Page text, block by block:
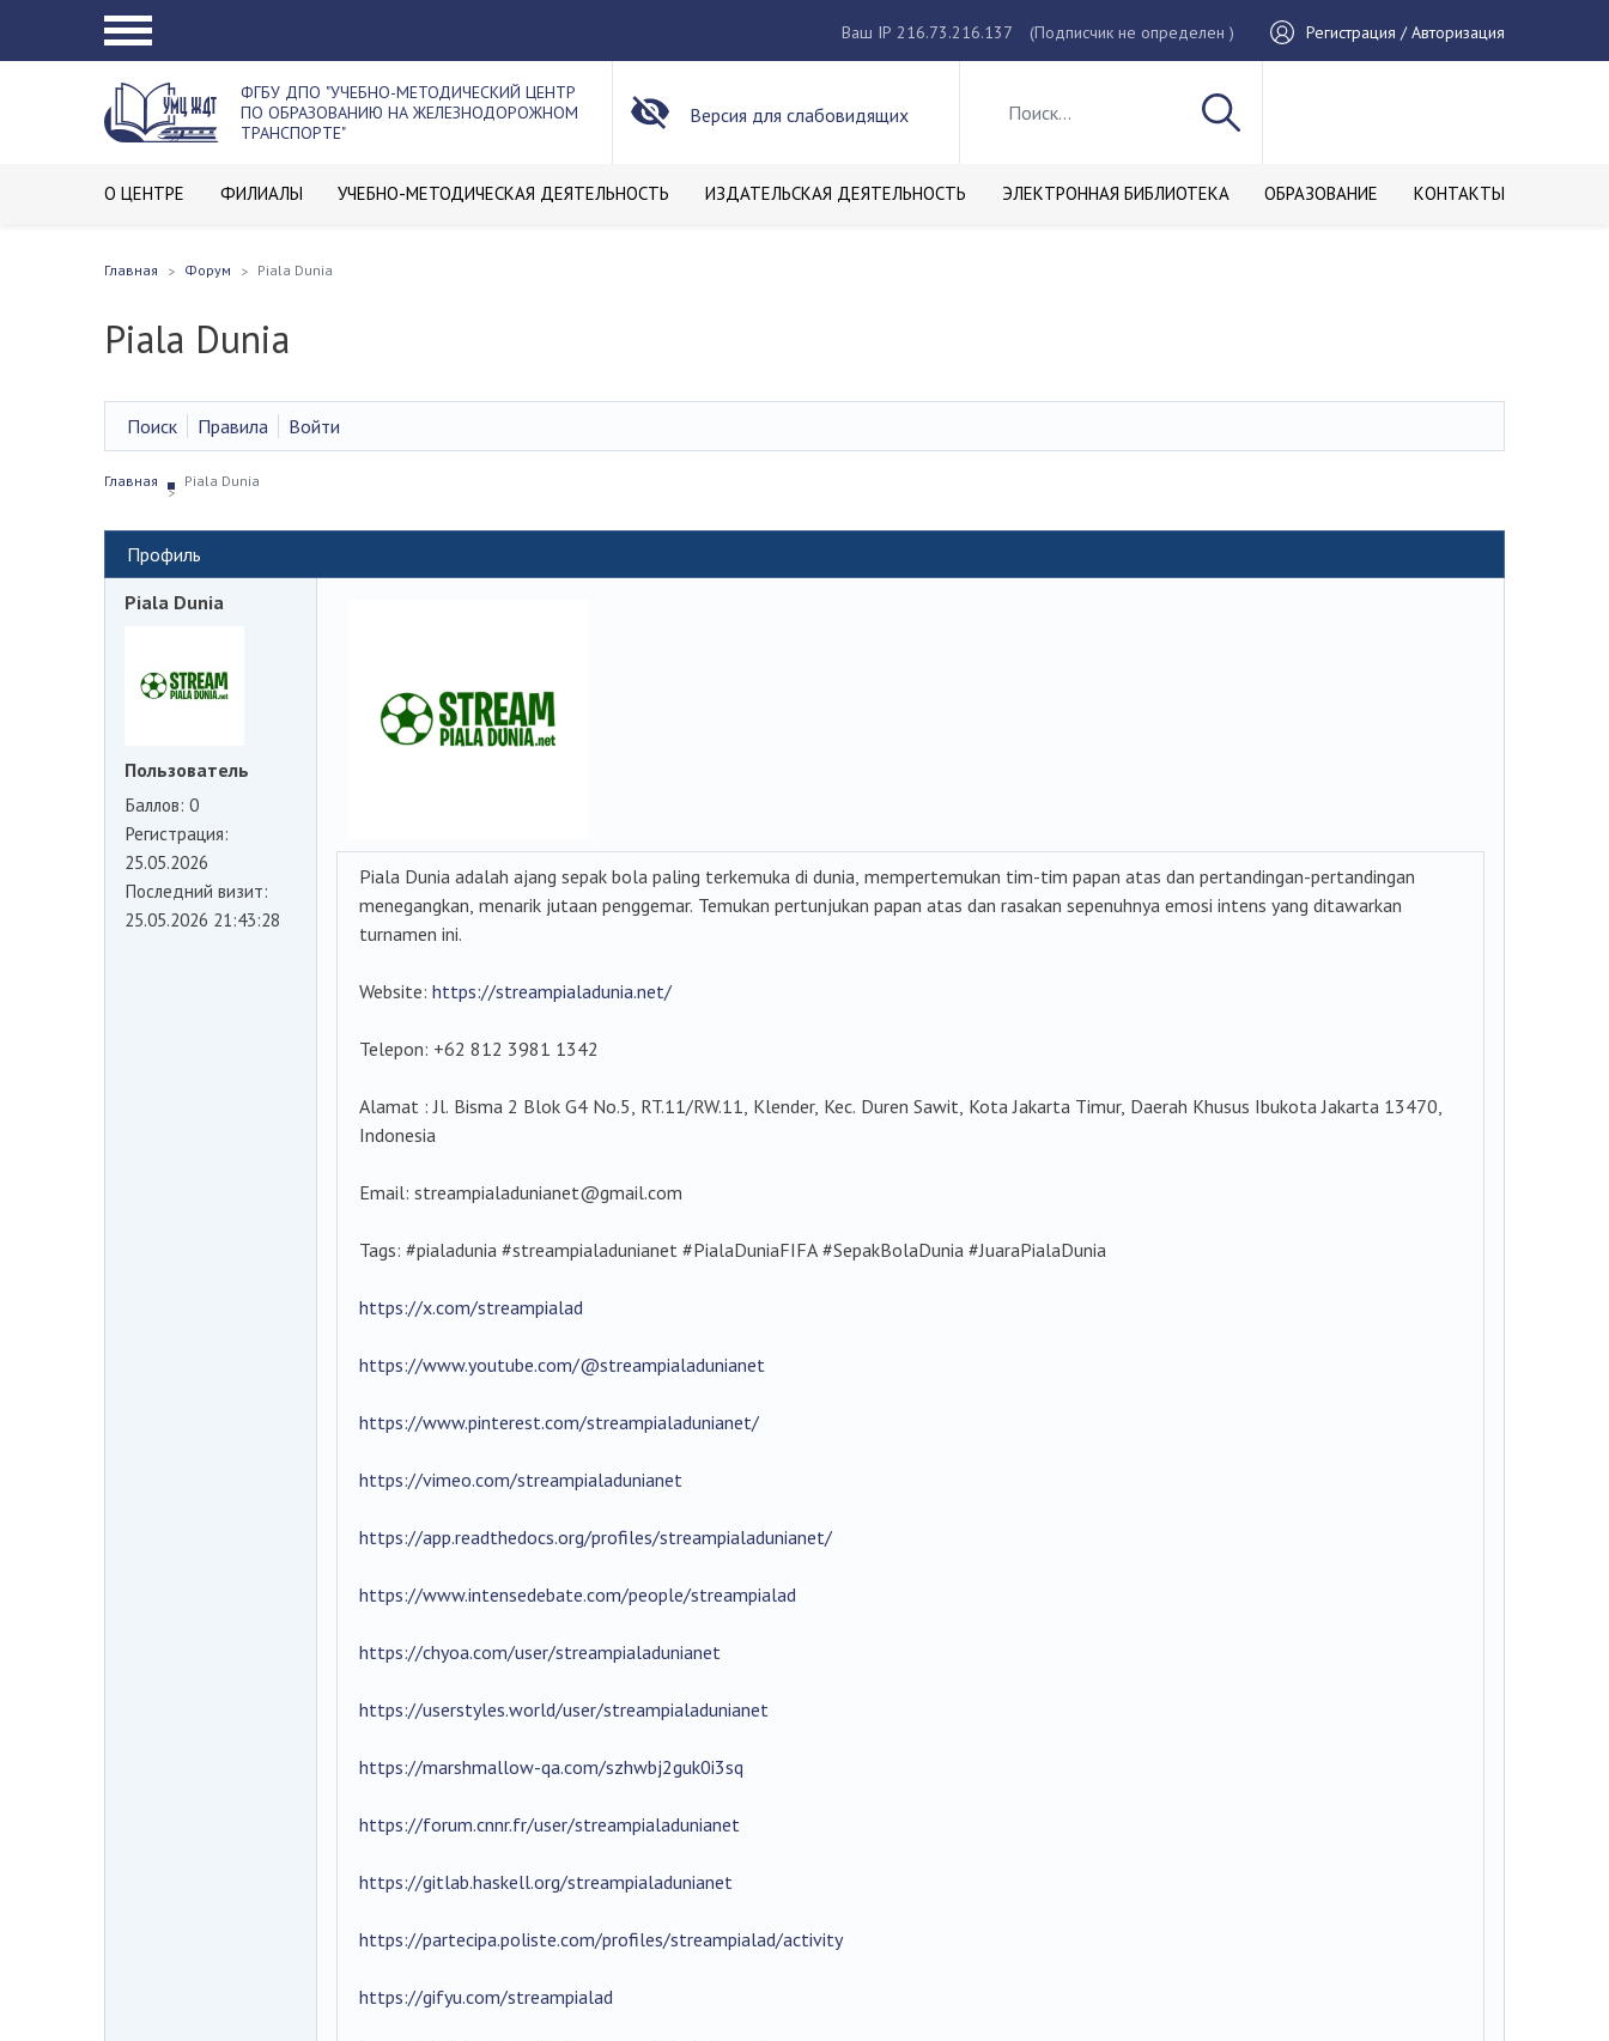
Ваш IP 216.73.216.137 (Подписчик не определен ) Регистрация / Авторизация
ФГБУ ДПО "УЧЕБНО-МЕТОДИЧЕСКИЙ ЦЕНТР
ПО ОБРАЗОВАНИЮ НА ЖЕЛЕЗНОДОРОЖНОМ
ТРАНСПОРТЕ"
Версия для слабовидящих
О ЦЕНТРЕ ФИЛИАЛЫ УЧЕБНО-МЕТОДИЧЕСКАЯ ДЕЯТЕЛЬНОСТЬ ИЗДАТЕЛЬСКАЯ ДЕЯТЕЛЬНОСТЬ ЭЛЕКТРОННАЯ БИБЛИОТЕКА ОБРАЗОВАНИЕ КОНТАКТЫ
Главная Форум Piala Dunia
Piala Dunia
Поиск Правила Войти
Главная Piala Dunia
Профиль
Piala Dunia
Пользователь
Баллов: 0
Регистрация:
25.05.2026
Последний визит:
25.05.2026 21:43:28
Piala Dunia adalah ajang sepak bola paling terkemuka di dunia, mempertemukan tim-tim papan atas dan pertandingan-pertandingan
menegangkan, menarik jutaan penggemar. Temukan pertunjukan papan atas dan rasakan sepenuhnya emosi intens yang ditawarkan
turnamen ini.
Website: https://streampialadunia.net/
Telepon: +62 812 3981 1342
Alamat : Jl. Bisma 2 Blok G4 No.5, RT.11/RW.11, Klender, Kec. Duren Sawit, Kota Jakarta Timur, Daerah Khusus Ibukota Jakarta 13470,
Indonesia
Email: streampialadunianet@gmail.com
Tags: #pialadunia #streampialadunianet #PialaDuniaFIFA #SepakBolaDunia #JuaraPialaDunia
https://x.com/streampialad
https://www.youtube.com/@streampialadunianet
https://www.pinterest.com/streampialadunianet/
https://vimeo.com/streampialadunianet
https://app.readthedocs.org/profiles/streampialadunianet/
https://www.intensedebate.com/people/streampialad
https://chyoa.com/user/streampialadunianet
https://userstyles.world/user/streampialadunianet
https://marshmallow-qa.com/szhwbj2guk0i3sq
https://forum.cnnr.fr/user/streampialadunianet
https://gitlab.haskell.org/streampialadunianet
https://partecipa.poliste.com/profiles/streampialad/activity
https://gifyu.com/streampialad